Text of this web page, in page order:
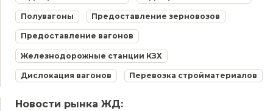
Полувагоны Предоставление зерновозов
Предоставление вагонов
Железнодорожные станции КЗХ
Дислокация вагонов Перевозка стройматериалов
Новости рынка ЖД: